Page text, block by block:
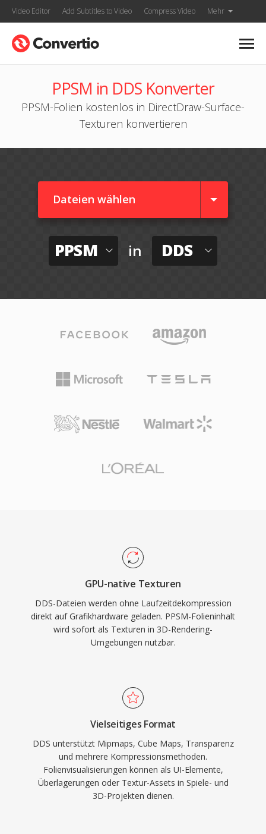
Video Editor Add Subtitles to Video Compress Video Mehr
PPSM in DDS Konverter
PPSM-Folien kostenlos in DirectDraw-Surface-
Texturen konvertieren
Dateien wählen
PPSM in DDS
GPU-native Texturen
DDS-Dateien werden ohne Laufzeitdekompression
direkt auf Grafikhardware geladen. PPSM-Folieninhalt
wird sofort als Texturen in 3D-Rendering-
Umgebungen nutzbar.
Vielseitiges Format
DDS unterstützt Mipmaps, Cube Maps, Transparenz
und mehrere Kompressionsmethoden.
Folienvisualisierungen können als UI-Elemente,
Überlagerungen oder Textur-Assets in Spiele- und
3D-Projekten dienen.